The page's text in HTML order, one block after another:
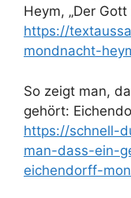
Heym, „Der
https://
mondnacht-
So zeigt man,
gehört:
https://schnell-
man-dass-ein-
eichendorff-